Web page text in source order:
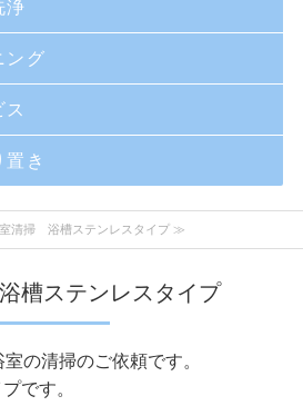
浄
ング
き
清掃 浴槽ステンレスタイプ ≫
槽ステンレスタイプ
の清掃のご依頼です。
です。